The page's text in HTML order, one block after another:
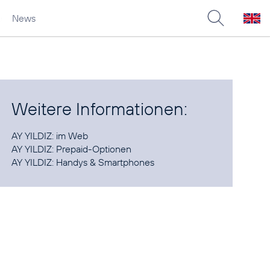
News
Weitere Informationen:
AY YILDIZ: im Web
AY YILDIZ: Prepaid-Optionen
AY YILDIZ: Handys & Smartphones